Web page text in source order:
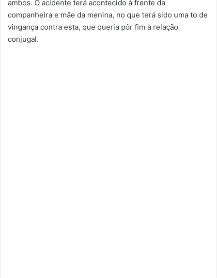
ambos. O acidente terá acontecido à frente da
companheira e mãe da menina, no que terá sido uma to de
vingança contra esta, que queria pôr fim à relação
conjugal.